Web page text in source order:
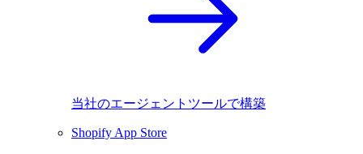
当社のエージェントツールで構築
Shopify App Store